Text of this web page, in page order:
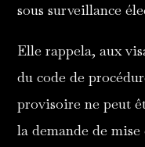
sous surveillance
Elle rappela, aux
du code de
provisoire ne peut
la demande de